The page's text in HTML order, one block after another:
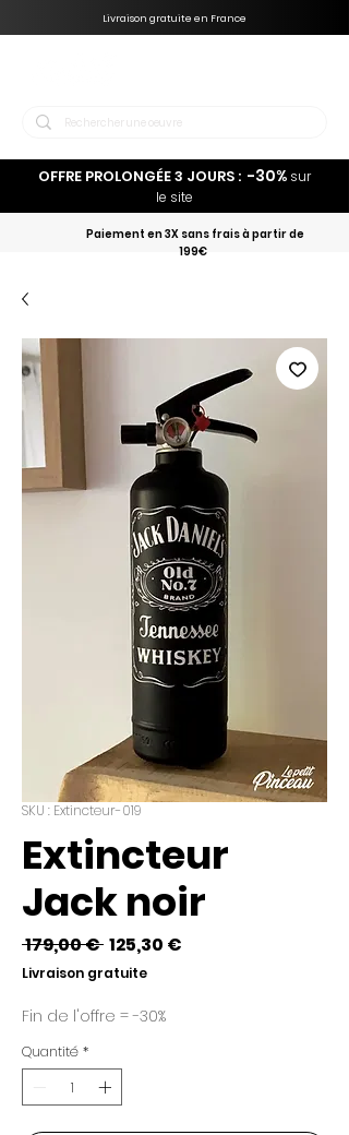
Livraison gratuite en France
Paiement en 3X sans frais à partir de
199€
OFFRE PROLONGÉE 3 JOURS : -30% sur
le site
SKU : Extincteur-019
Extincteur
Jack noir
179,00 € Prix
original
125,30 €
Livraison gratuite
Fin de l'offre = -30%
Quantité *